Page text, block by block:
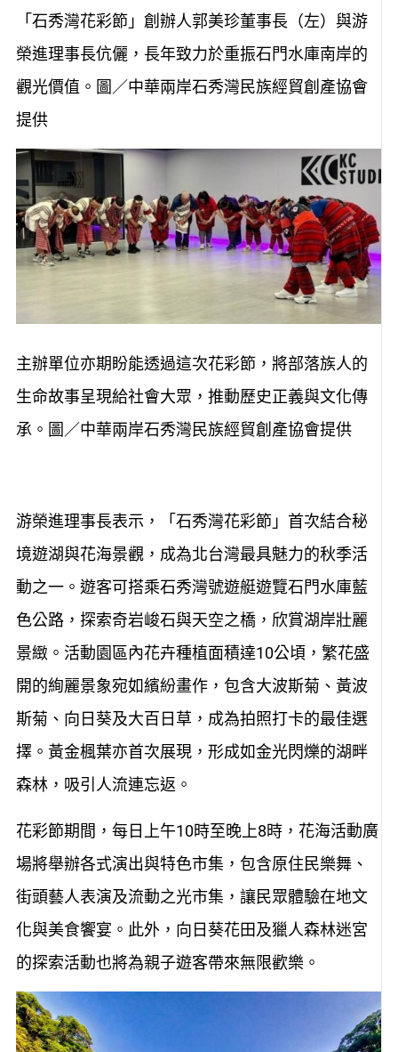
「石秀灣花彩節」創辦人郭美珍董事長（左）與游
榮進理事長伉儷，長年致力於重振石門水庫南岸的
觀光價值。圖／中華兩岸石秀灣民族經貿創產協會
主辦單位亦期盼能透過這次花彩節，將部落族人的
生命故事呈現給社會大眾，推動歷史正義與文化傳
游榮進理事長表示，「石秀灣花彩節」首次結合秘
境遊湖與花海景觀，成為北台灣最具魅力的秋季活
動之一。遊客可搭乘石秀灣號遊艇遊覽石門水庫藍
色公路，探索奇岩峻石與天空之橋，欣賞湖岸壯麗
景緻。活動園區內花卉種植面積達10公頃，繁花盛
開的絢麗景象宛如繽紛畫作，包含大波斯菊、黃波
斯菊、向日葵及大百日草，成為拍照打卡的最佳選
擇。黃金楓葉亦首次展現，形成如金光閃爍的湖畔
花彩節期間，每日上午10時至晚上8時，花海活動廣
場將舉辦各式演出與特色市集，包含原住民樂舞、
街頭藝人表演及流動之光市集，讓民眾體驗在地文
化與美食饗宴。此外，向日葵花田及獵人森林迷宮